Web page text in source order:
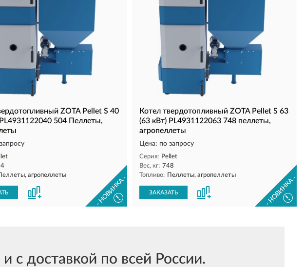
ZOTA Pellet S 40
504 Пеллеты,
агропеллеты - НОВИНКА -
!
Котел твердотопливный ZOTA Pellet S 63
(63 кВт) PL4931122063 748 пеллеты,
агропеллеты
Цена: по запросу
Серия: Pellet
Вес, кг: 748
Топливо: Пеллеты, агропеллеты
ЗАКАЗАТЬ - НОВИНКА -
!
доставкой по всей России.